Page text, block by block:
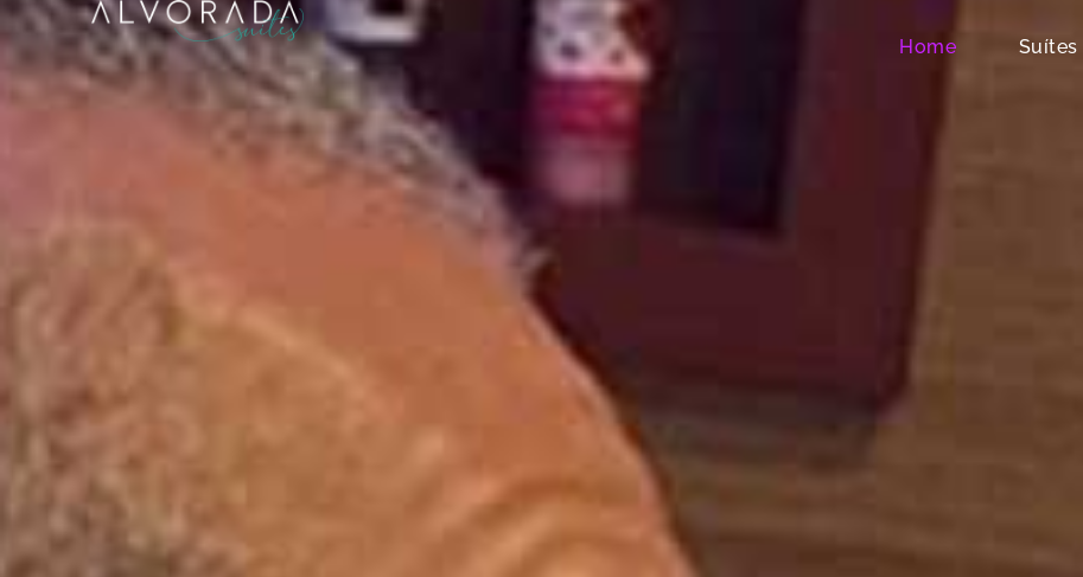
Home Suítes